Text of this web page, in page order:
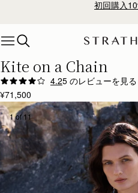
初回購入
Kite on a Chain
4.25 のレビューを見る
Author:Emma B.
I love the kite on
I love the kite on a chain. Very well made,
Rating:
Author:
Angela R.
Absolutely love this purse! It’s
Absolutely love this purse! It’s just the right
Rating:5
Author:Cathryn K.
Fabulous quality, beautiful colour but
Fabulous quality, beautiful colour but just a
¥71,500
1 of 11